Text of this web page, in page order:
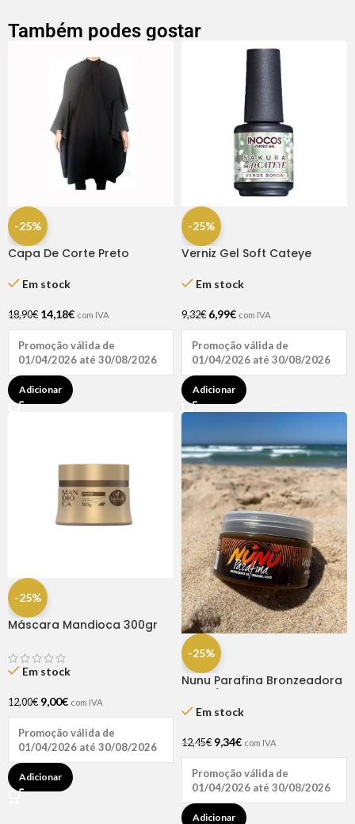
Também podes gostar
-25%
Capa De Corte Preto
Lovecape
Em stock
18,90€ 14,18€ com IVA
Promoção válida de
01/04/2026 até 30/08/2026
Adicionar
-25%
Verniz Gel Soft Cateye
Em stock
9,32€ 6,99€ com IVA
Promoção válida de
01/04/2026 até 30/08/2026
Adicionar
-25%
Máscara Mandioca 300gr
Em stock
12,00€ 9,00€ com IVA
Promoção válida de
01/04/2026 até 30/08/2026
Adicionar
-25%
Nunu Parafina Bronzeadora
Em stock
12,45€ 9,34€ com IVA
Promoção válida de
01/04/2026 até 30/08/2026
Adicionar